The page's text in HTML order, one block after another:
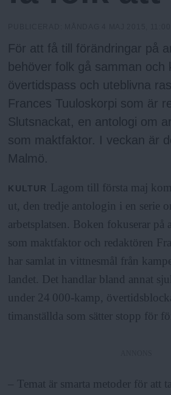
N
u
För att få till förändringar på
behöver folk gå samman och
övertidspass och uteblivna
Frances Tuuloskorpi som är
Slutsnackat, en antologi om
som maktfaktor. I veckan är
Malmö.
KULTUR Lagom till första maj
ut, den tredje antologin i en serie
arbetsplatsen. Boken fokuserar på
som maktfaktor och redaktören
har samlat in vittnesmål från
landet. Det handlar bland annat
under 24 000-kamp,
timanställda som sätter stopp för
– Temat är smarta metoder för att